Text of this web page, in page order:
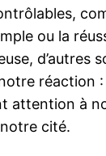
ou la
d’autres
réaction
attention à
cité.